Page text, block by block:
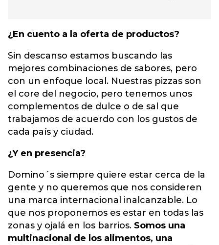
¿En cuento a la oferta de productos?
Sin descanso estamos buscando las
mejores combinaciones de sabores, pero
con un enfoque local. Nuestras pizzas son
el core del negocio, pero tenemos unos
complementos de dulce o de sal que
trabajamos de acuerdo con los gustos de
cada país y ciudad.
¿Y en presencia?
Domino´s siempre quiere estar cerca de la
gente y no queremos que nos consideren
una marca internacional inalcanzable. Lo
que nos proponemos es estar en todas las
zonas y ojalá en los barrios. Somos una
multinacional de los alimentos, una